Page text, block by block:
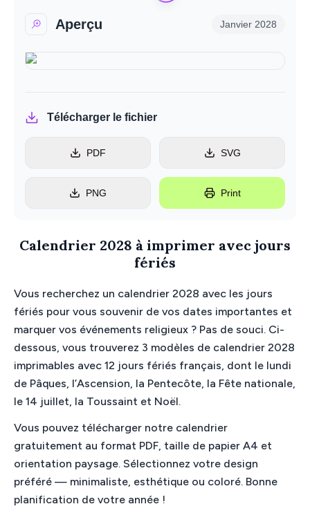
Aperçu Janvier 2028
Télécharger le fichier
PDF SVG
PNG Print
Calendrier 2028 à imprimer avec jours
fériés
Vous recherchez un calendrier 2028 avec les jours
fériés pour vous souvenir de vos dates importantes et
marquer vos événements religieux ? Pas de souci. Ci-
dessous, vous trouverez 3 modèles de calendrier 2028
imprimables avec 12 jours fériés français, dont le lundi
de Pâques, l’Ascension, la Pentecôte, la Fête nationale,
le 14 juillet, la Toussaint et Noël.
Vous pouvez télécharger notre calendrier
gratuitement au format PDF, taille de papier A4 et
orientation paysage. Sélectionnez votre design
préféré — minimaliste, esthétique ou coloré. Bonne
planification de votre année !